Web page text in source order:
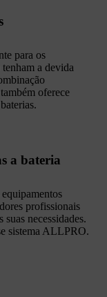
para os
a devida
oferece
a bateria
profissionais
necessidades.
sistema ALLPRO.